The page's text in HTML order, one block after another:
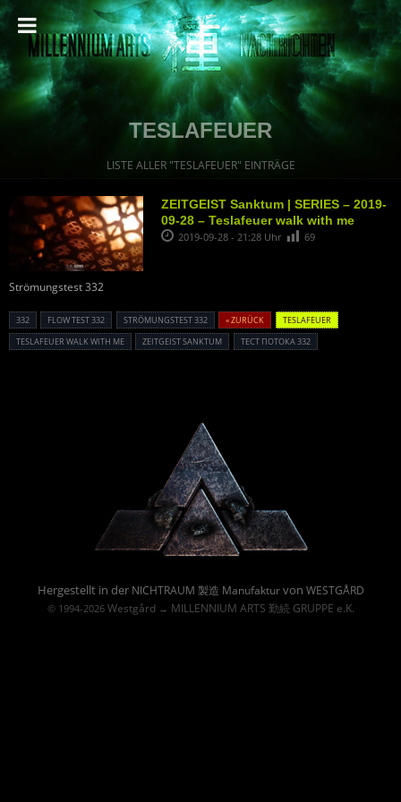
TESLAFEUER
LISTE ALLER "TESLAFEUER" EINTRÄGE
ZEITGEIST Sanktum | SERIES – 2019-
09-28 – Teslafeuer walk with me
2019-09-28 - 21:28 Uhr 69
Strömungstest 332
332 FLOW TEST 332 STRÖMUNGSTEST 332 « ZURÜCK
TESLAFEUER
TESLAFEUER WALK WITH ME
ZEITGEIST SANKTUM ТЕСТ ПОТОКА 332
Hergestellt in der NICHTRAUM 製造 Manufakturvon WESTGÅRD
© 1994-2026 Westgård→ MILLENNIUM ARTS 勤続 GRUPPE e.K.
Powered By :